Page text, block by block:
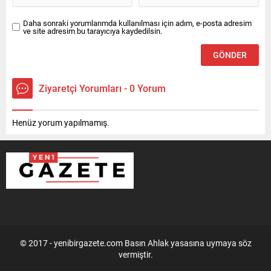
Daha sonraki yorumlarımda kullanılması için adım, e-posta adresim
ve site adresim bu tarayıcıya kaydedilsin.
Ziyaretçi Yorumları - 0 Yorum
Henüz yorum yapılmamış.
© 2017 - yenibirgazete.com Basın Ahlak yasasına uymaya söz
vermiştir.